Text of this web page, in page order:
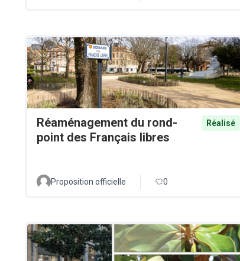
Réaménagement du rond-
point des Français libres
Réalisé
Proposition officielle 0